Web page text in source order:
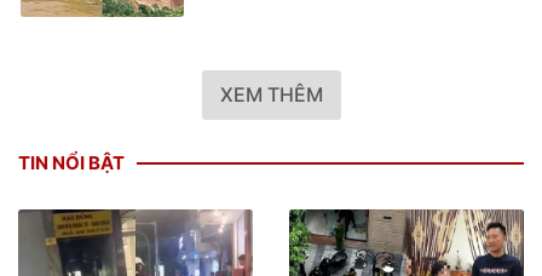
XEM THÊM
TIN NỔI BẬT